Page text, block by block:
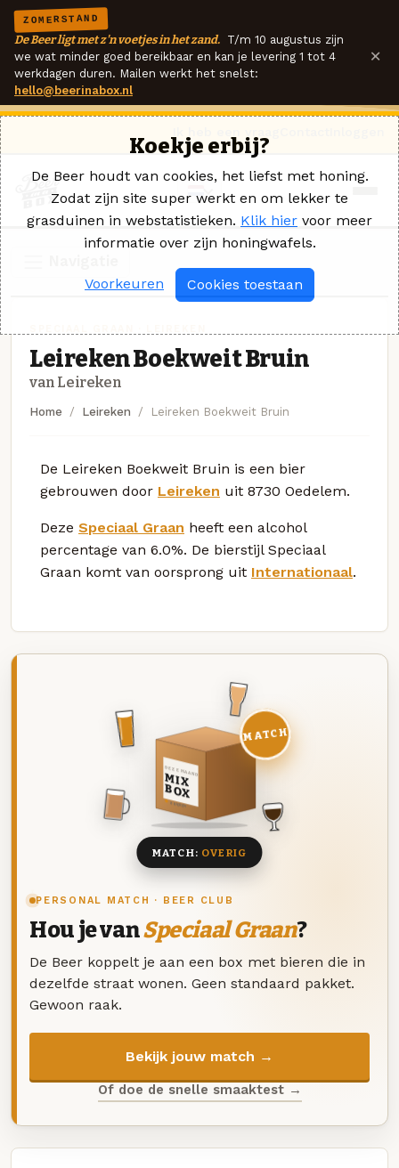
ZOMERSTAND
De Beer ligt met z'n voetjes in het zand. T/m 10 augustus zijn
we wat minder goed bereikbaar en kan je levering 1 tot 4
werkdagen duren. Mailen werkt het snelst:
hello@beerinabox.nl
×
Leireken Boekweit Bruin
van Leireken
Home Leireken Leireken Boekweit Bruin
De Leireken Boekweit Bruin is een bier
gebrouwen door Leireken uit 8730 Oedelem.
Deze Speciaal Graan heeft een alcohol
percentage van 6.0%. De bierstijl Speciaal
Graan komt van oorsprong uit Internationaal.
PERSONAL MATCH · BEER CLUB
Hou je vanSpeciaal Graan?
De Beer koppelt je aan een box met bieren die in
dezelfde straat wonen. Geen standaard pakket.
Gewoon raak.
Bekijk jouw match →
Of doe de snelle smaaktest →
DEZE MAAND
MIX
BOX
8 BIEREN
MATCH
MATCH: OVERIG
Koekje erbij?
De Beer houdt van cookies, het liefst met honing.
Zodat zijn site super werkt en om lekker te
grasduinen in webstatistieken. Klik hier voor meer
informatie over zijn honingwafels.
Voorkeuren Cookies toestaan